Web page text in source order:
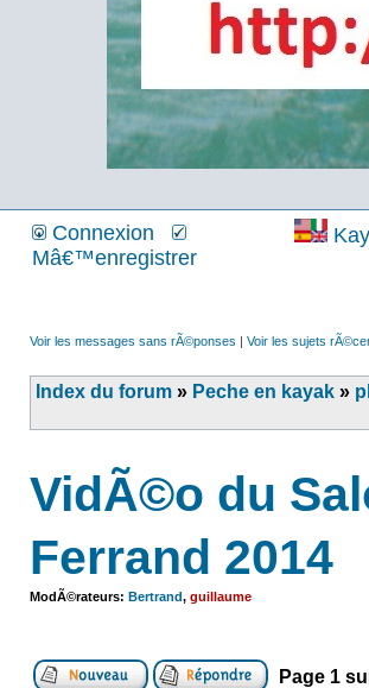
Connexion
Mâ€™enregistrer
Voir les messages sans rÃ©ponses | Voir les sujets
Index du forum » Peche en kayak »
VidÃ©o du
Ferrand 2014
ModÃ©rateurs: Bertrand, guillaume
Page 1